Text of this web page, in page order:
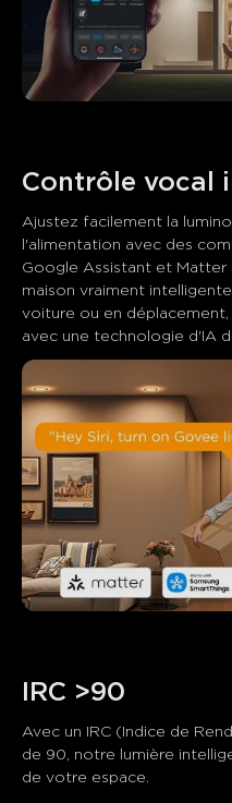
Contrôle vocal
Ajustez facilement la
l'alimentation avec des
Google Assistant et Matter
maison vraiment
voiture ou en
avec une technologie d'IA
IRC >90
Avec un IRC (Indice de
de 90, notre lumière
de votre espace.